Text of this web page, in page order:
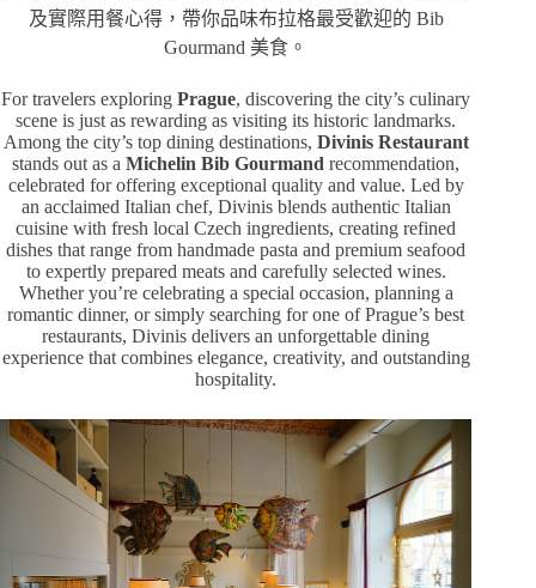
及實際用餐心得，帶你品味布拉格最受歡迎的 Bib
Gourmand 美食。
For travelers exploringPrague, discovering the city’s culinary
scene is just as rewarding as visiting its historic landmarks.
Among the city’s top dining destinations, Divinis Restaurant
stands out as aMichelin Bib Gourmand recommendation,
celebrated for offering exceptional quality and value. Led by
an acclaimed Italian chef, Divinis blends authentic Italian
cuisine with fresh local Czech ingredients, creating refined
dishes that range from handmade pasta and premium seafood
to expertly prepared meats and carefully selected wines.
Whether you’re celebrating a special occasion, planning a
romantic dinner, or simply searching for one of Prague’s best
restaurants, Divinis delivers an unforgettable dining
experience that combines elegance, creativity, and outstanding
hospitality.